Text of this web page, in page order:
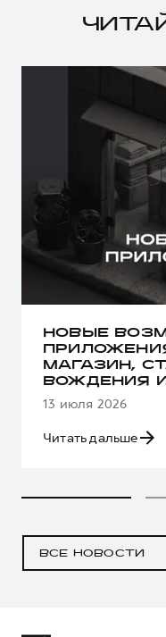
НОВЫЕ
МАГАЗИН,
ВОЖДЕНИЯ
13 июля 2026
Читать дальше
ВСЕ НОВОСТИ